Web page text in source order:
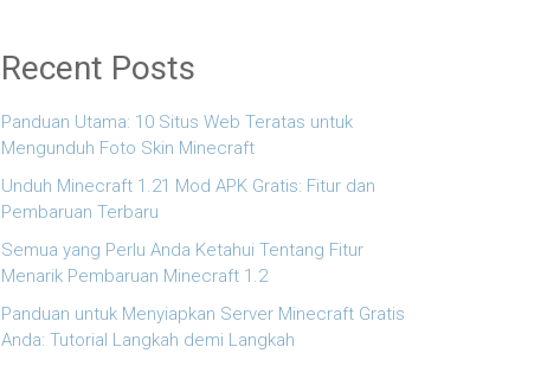
Recent Posts
Panduan Utama: 10 Situs Web Teratas untuk
Mengunduh Foto Skin Minecraft
Unduh Minecraft 1.21 Mod APK Gratis: Fitur dan
Pembaruan Terbaru
Semua yang Perlu Anda Ketahui Tentang Fitur
Menarik Pembaruan Minecraft 1.2
Panduan untuk Menyiapkan Server Minecraft Gratis
Anda: Tutorial Langkah demi Langkah